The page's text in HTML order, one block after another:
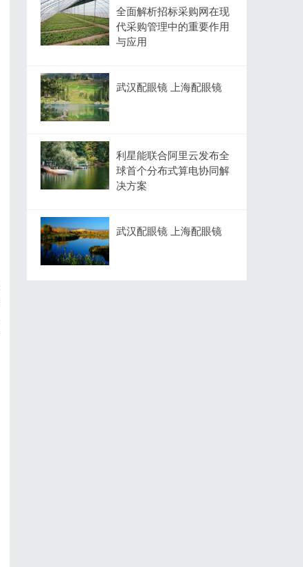
全面解析招标采购网在现
代采购管理中的重要作用
与应用
武汉配眼镜 上海配眼镜
利星能联合阿里云发布全
球首个分布式算电协同解
决方案
武汉配眼镜 上海配眼镜